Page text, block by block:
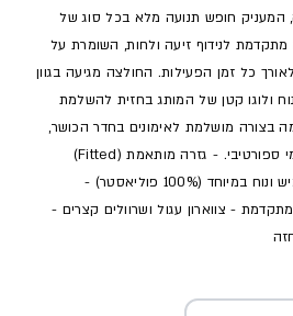
המעניק חופש תנועה מלא בכל סוג של
מתקדמת לנידוף זיעה ולחות, השומרת על
כל זמן הפעילות. החולצה מגיעה בגוון
ולוגו קטן של המותג בחזית להשלמת
בצורה מושלמת לאימונים בחדר הכושר,
לריצות בחוץ או ללבוש יומיומי ספורטיבי. - גזרה מותאמת (Fitted)
למראה מחמיא - בד סרוג גמיש ונוח במיוחד (100% פוליאסטר) -
מתקדמת - צווארון עגול ושרוולים קצרים -